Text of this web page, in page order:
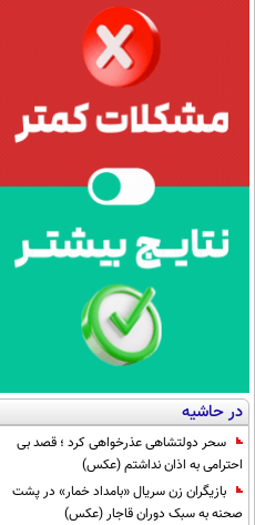
در حاشیه
سحر دولتشاهی عذرخواهی کرد ؛ قصد بی
احترامی به اذان نداشتم (عکس)
بازیگران زن سریال «بامداد خمار» در پشت
صحنه به سبک دوران قاجار (عکس)